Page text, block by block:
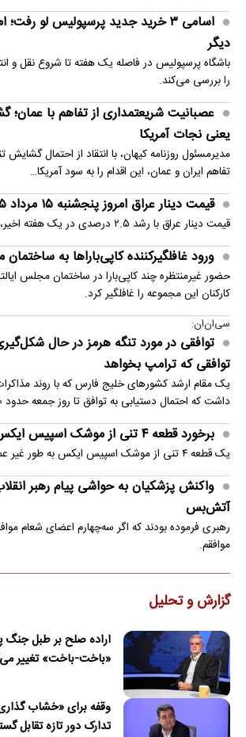
اسامی ۳ خرید جدید پرسپولیس لو
دیگر
باشگاه پرسپولیس در فاصله یک هفته تا شروع نقل و
را بررسی می‌کند.
عصبانیت شریعتمداری از تفاهم با عمان؛
یعنی نجات آمریکا
مدیرمسئول روزنامه کیهان، با انتقاد از احتمال
تفاهم ایران و عمان، این اقدام را به سود آمریکا…
قیمت دینار عراق امروز پنجشنبه ۱۵ مرداد ۱۴۰۵
قیمت دینار عراق با رشد ۲.۵ درصدی در یک هفته اخیر، به ۱۳۲.۱ تومان رسید
ورود غافلگیرکننده کاپی‌باراها به
حضور غیرمنتظره چند کاپی‌بارا در ساختمان مجلس
کارکنان این مجموعه را غافلگیر کرد.
سی‌ان‌ان:
توافقی در مورد تنگه هرمز در حال
توافقی که ترامپ بخواهد
یک مقام ارشد کشورهای خلیج فارس که با روند
داشت که احتمال دستیابی به توافق تا روز جمعه حدود ۵۰ به…
برخورد قطعه ۴ تنی از موشک اسپیس ایکس به ماه
یک قطعه ۴ تنی از موشک اسپیس ایکس به طور غیر عمد به ماه برخورد کرد.
واکنش پزشکیان به حواشی پیام رهبر
آتش‌بس
رهبری فرموده بودند که اگر سه‌چهارم اعضای شعام
موافقم.
گزارش و تحلیل
اراده صلح بر طبل جنگ
«باخت-باخت» تغییر
وقفه برای «خشاب
تدارک دور تازه تقابل